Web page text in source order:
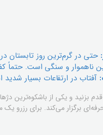
حتی در گرم‌ترین روز تابستان
ناهموار و سنگی است. حتماً
آفتاب در ارتفاعات بسیار
قدم بزنید و یکی از
حرفه‌ای برگزار می‌کند. برای